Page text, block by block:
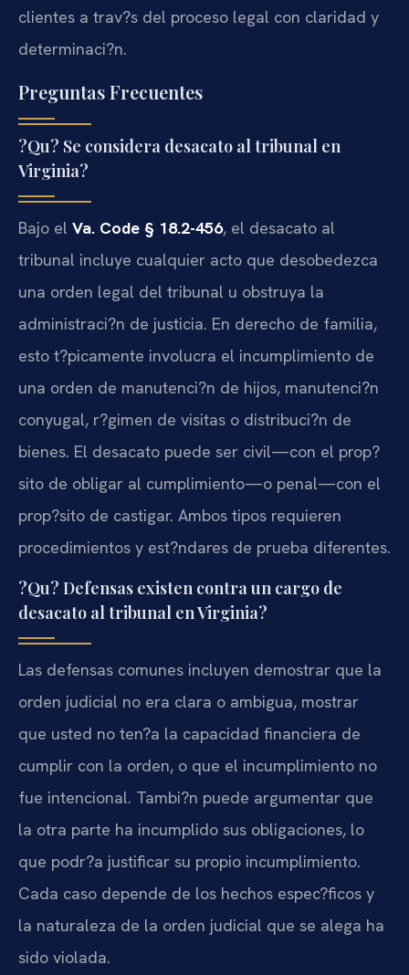
clientes a trav?s del proceso legal con claridad y
determinaci?n.
Preguntas Frecuentes
?Qu? Se considera desacato al tribunal en
Virginia?
Bajo el Va. Code § 18.2-456, el desacato al
tribunal incluye cualquier acto que desobedezca
una orden legal del tribunal u obstruya la
administraci?n de justicia. En derecho de familia,
esto t?picamente involucra el incumplimiento de
una orden de manutenci?n de hijos, manutenci?n
conyugal, r?gimen de visitas o distribuci?n de
bienes. El desacato puede ser civil—con el prop?
sito de obligar al cumplimiento—o penal—con el
prop?sito de castigar. Ambos tipos requieren
procedimientos y est?ndares de prueba diferentes.
?Qu? Defensas existen contra un cargo de
desacato al tribunal en Virginia?
Las defensas comunes incluyen demostrar que la
orden judicial no era clara o ambigua, mostrar
que usted no ten?a la capacidad financiera de
cumplir con la orden, o que el incumplimiento no
fue intencional. Tambi?n puede argumentar que
la otra parte ha incumplido sus obligaciones, lo
que podr?a justificar su propio incumplimiento.
Cada caso depende de los hechos espec?ficos y
la naturaleza de la orden judicial que se alega ha
sido violada.